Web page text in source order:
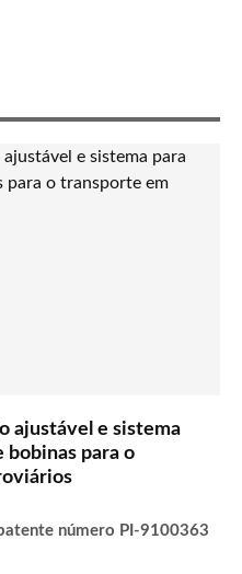
ajustável e sistema
bobinas para o
número PI-9100363